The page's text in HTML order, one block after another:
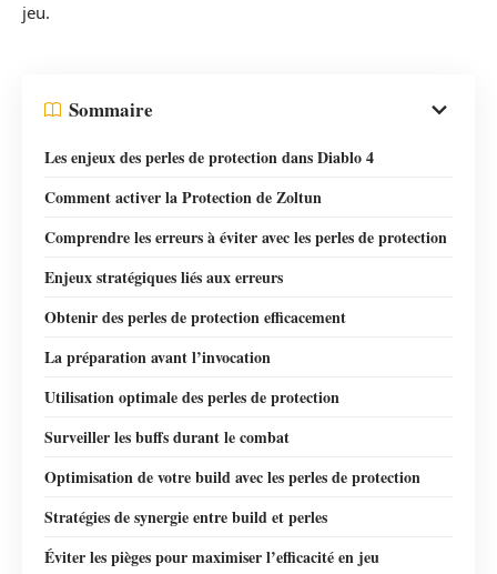
jeu.
Sommaire
Les enjeux des perles de protection dans Diablo 4
Comment activer la Protection de Zoltun
Comprendre les erreurs à éviter avec les perles de protection
Enjeux stratégiques liés aux erreurs
Obtenir des perles de protection efficacement
La préparation avant l’invocation
Utilisation optimale des perles de protection
Surveiller les buffs durant le combat
Optimisation de votre build avec les perles de protection
Stratégies de synergie entre build et perles
Éviter les pièges pour maximiser l’efficacité en jeu